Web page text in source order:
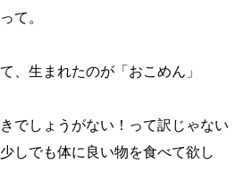
て。
、生まれたのが「おこめん」
でしょうがない！って訳じゃない
しでも体に良い物を食べて欲し